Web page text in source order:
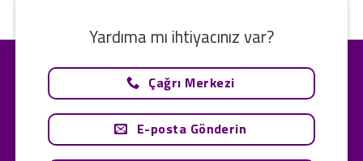
Yardıma mı ihtiyacınız var?
Çağrı Merkezi
E-posta Gönderin